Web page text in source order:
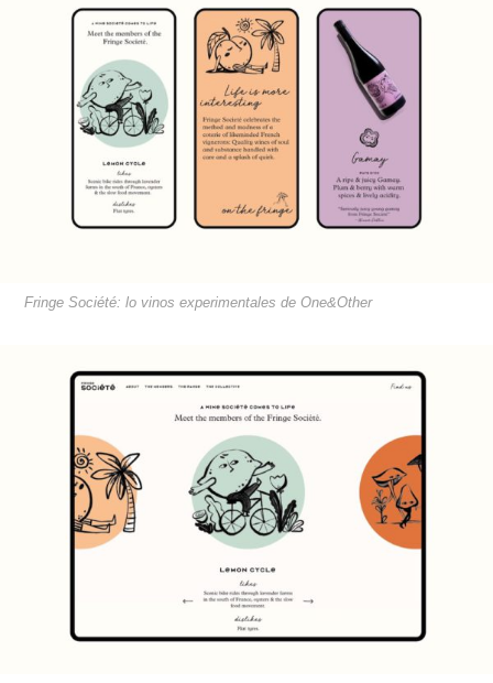
Fringe Société: lo vinos experimentales de One&Other